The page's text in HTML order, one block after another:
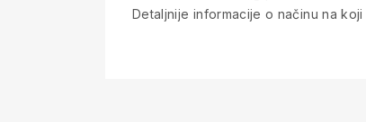
Detaljnije informacije o načinu na